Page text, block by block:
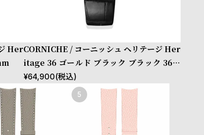
HerCORNICHE / コーニッシュ ヘリテージ Her
itage 36 ゴールド ブラック ブラック 36m
m
¥64,900(税込)